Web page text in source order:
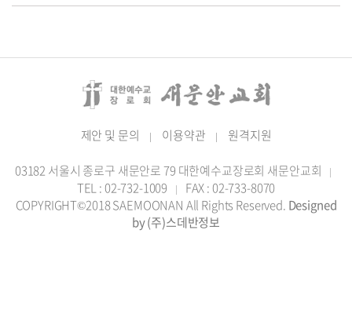
제안 및 문의 | 이용약관 | 원격지원
03182 서울시 종로구 새문안로 79 대한예수교장로회 새문안교회 |
TEL : 02-732-1009 |
FAX : 02-733-8070
COPYRIGHT©2018 SAEMOONAN All Rights Reserved. Designed
by (주)스데반정보